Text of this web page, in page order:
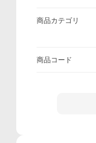
商品カテゴリ
商品コード